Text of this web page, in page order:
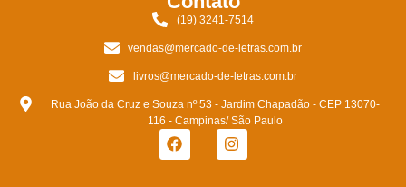
(19) 3241-7514
vendas@mercado-de-letras.com.br
livros@mercado-de-letras.com.br
Rua João da Cruz e Souza nº 53 - Jardim Chapadão - CEP 13070-
116 - Campinas/ São Paulo